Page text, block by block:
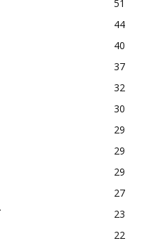
51
44
40
37
32
30
29
29
29
27
23
22